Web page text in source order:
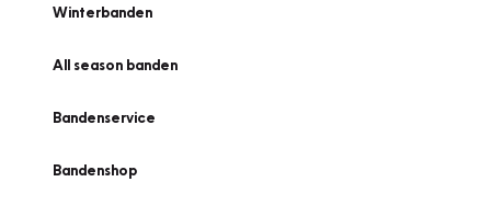
Winterbanden
All season banden
Bandenservice
Bandenshop